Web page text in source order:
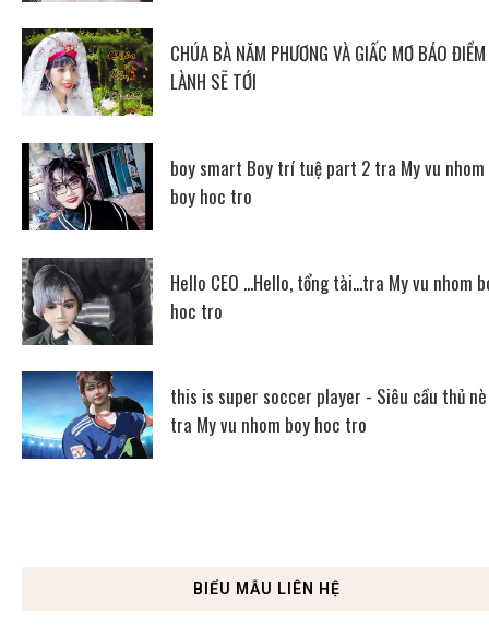
CHÚA BÀ NĂM PHƯƠNG VÀ GIẤC MƠ BÁO ĐIỀM
LÀNH SẼ TỚI
boy smart Boy trí tuệ part 2 tra My vu nhom
boy hoc tro
Hello CEO ...Hello, tổng tài...tra My vu nhom
hoc tro
this is super soccer player - Siêu cầu thủ
tra My vu nhom boy hoc tro
BIỂU MẪU LIÊN HỆ